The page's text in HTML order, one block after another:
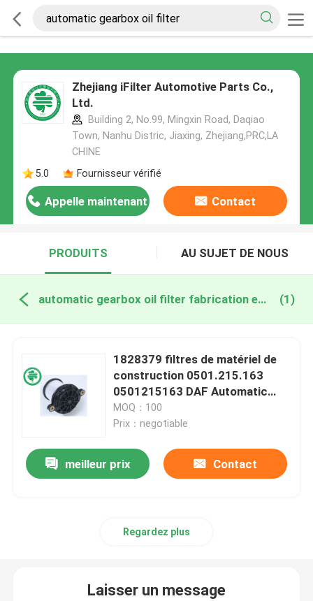
Zhejiang iFilter Automotive Parts Co.,
Ltd.
Building 2, No.99, Mingxin Road, Daqiao
Town, Nanhu Distric, Jiaxing, Zhejiang,PRC,LA
CHINE
5.0
Fournisseur vérifié
Appelle maintenant Contact
PRODUITS AU SUJET DE NOUS
automatic gearbox oil filter fabrication en ligne (1)
1828379 filtres de matériel de
construction 0501.215.163
0501215163 DAF Automatic
Gearbox Oil Filter
MOQ：100
Prix：negotiable
meilleur prix Contact
Regardez plus
Laisser un message